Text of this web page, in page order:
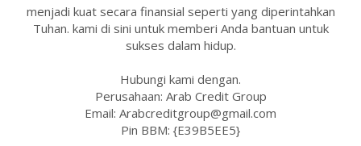
menjadi kuat secara finansial seperti yang diperintahkan
Tuhan. kami di sini untuk memberi Anda bantuan untuk
sukses dalam hidup.
Hubungi kami dengan.
Perusahaan: Arab Credit Group
Email: Arabcreditgroup@gmail.com
Pin BBM: {E39B5EE5}